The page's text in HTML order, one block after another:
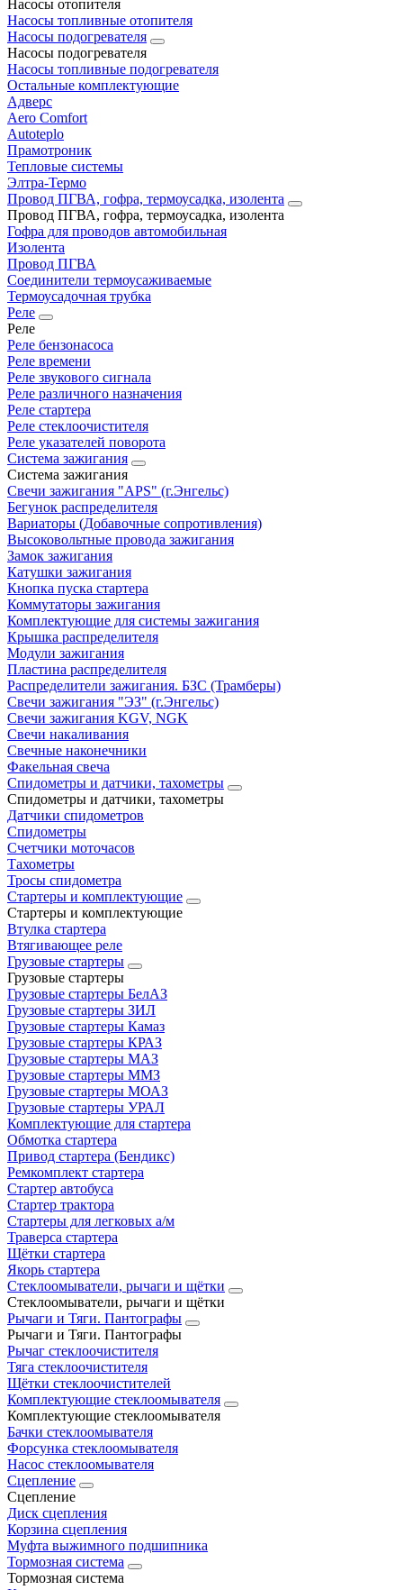
Насосы отопителя
Насосы топливные отопителя
Насосы подогревателя
Насосы подогревателя
Насосы топливные подогревателя
Остальные комплектующие
Адверс
Aero Comfort
Autoteplo
Прамотроник
Тепловые системы
Элтра-Термо
Провод ПГВА, гофра, термоусадка, изолента
Провод ПГВА, гофра, термоусадка, изолента
Гофра для проводов автомобильная
Изолента
Провод ПГВА
Соединители термоусаживаемые
Термоусадочная трубка
Реле
Реле
Реле бензонасоса
Реле времени
Реле звукового сигнала
Реле различного назначения
Реле стартера
Реле стеклоочистителя
Реле указателей поворота
Система зажигания
Система зажигания
Свечи зажигания "APS" (г.Энгельс)
Бегунок распределителя
Вариаторы (Добавочные сопротивления)
Высоковольтные провода зажигания
Замок зажигания
Катушки зажигания
Кнопка пуска стартера
Коммутаторы зажигания
Комплектующие для системы зажигания
Крышка распределителя
Модули зажигания
Пластина распределителя
Распределители зажигания. БЗС (Трамберы)
Свечи зажигания "ЭЗ" (г.Энгельс)
Свечи зажигания KGV, NGK
Свечи накаливания
Свечные наконечники
Факельная свеча
Спидометры и датчики, тахометры
Спидометры и датчики, тахометры
Датчики спидометров
Спидометры
Счетчики моточасов
Тахометры
Тросы спидометра
Стартеры и комплектующие
Стартеры и комплектующие
Втулка стартера
Втягивающее реле
Грузовые стартеры
Грузовые стартеры
Грузовые стартеры БелАЗ
Грузовые стартеры ЗИЛ
Грузовые стартеры Камаз
Грузовые стартеры КРАЗ
Грузовые стартеры МАЗ
Грузовые стартеры ММЗ
Грузовые стартеры МОАЗ
Грузовые стартеры УРАЛ
Комплектующие для стартера
Обмотка стартера
Привод стартера (Бендикс)
Ремкомплект стартера
Стартер автобуса
Стартер трактора
Стартеры для легковых а/м
Траверса стартера
Щётки стартера
Якорь стартера
Стеклоомыватели, рычаги и щётки
Стеклоомыватели, рычаги и щётки
Рычаги и Тяги. Пантографы
Рычаги и Тяги. Пантографы
Рычаг стеклоочистителя
Тяга стеклоочистителя
Щётки стеклоочистителей
Комплектующие стеклоомывателя
Комплектующие стеклоомывателя
Бачки стеклоомывателя
Форсунка стеклоомывателя
Насос стеклоомывателя
Сцепление
Сцепление
Диск сцепления
Корзина сцепления
Муфта выжимного подшипника
Тормозная система
Тормозная система